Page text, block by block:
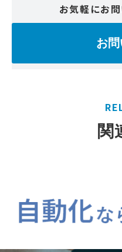
お気軽にお
お
関